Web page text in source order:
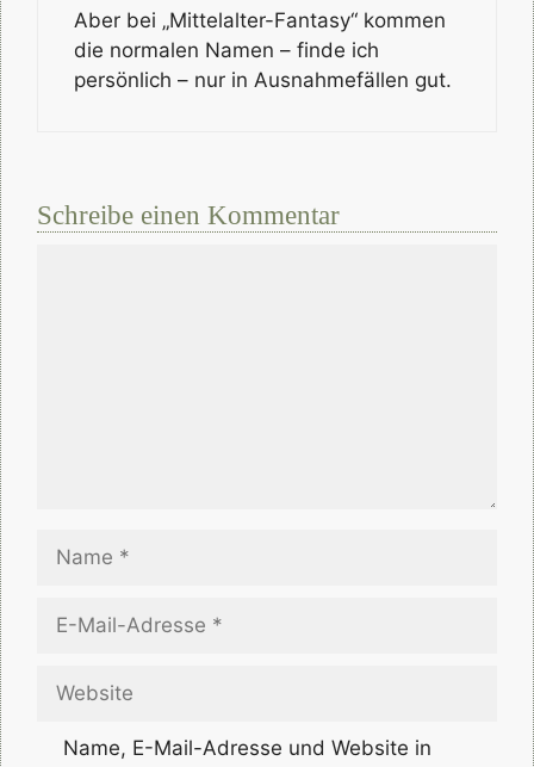
Aber bei „Mittelalter-Fantasy“ kommen
die normalen Namen – finde ich
persönlich – nur in Ausnahmefällen gut.
Schreibe einen Kommentar
Mail-
Name, E-Mail-Adresse und Website in